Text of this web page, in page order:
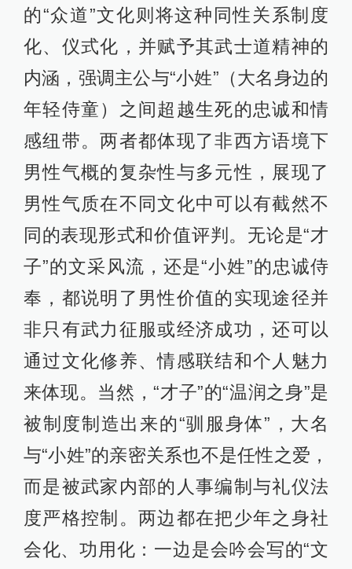
的“众道”文化则将这种同性关系制度
化、仪式化，并赋予其武士道精神的
内涵，强调主公与“小姓”（大名身边的
年轻侍童）之间超越生死的忠诚和情
感纽带。两者都体现了非西方语境下
男性气概的复杂性与多元性，展现了
男性气质在不同文化中可以有截然不
同的表现形式和价值评判。无论是“才
子”的文采风流，还是“小姓”的忠诚侍
奉，都说明了男性价值的实现途径并
非只有武力征服或经济成功，还可以
通过文化修养、情感联结和个人魅力
来体现。当然，“才子”的“温润之身”是
被制度制造出来的“驯服身体”，大名
与“小姓”的亲密关系也不是任性之爱，
而是被武家内部的人事编制与礼仪法
度严格控制。两边都在把少年之身社
会化、功用化：一边是会吟会写的“文